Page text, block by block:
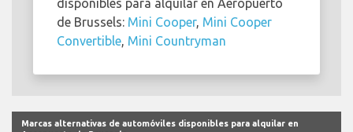
de Brussels: Mini Cooper, Mini Cooper
Convertible Mini Countryman
Marcas alternativas de automóviles disponibles para alquilar en